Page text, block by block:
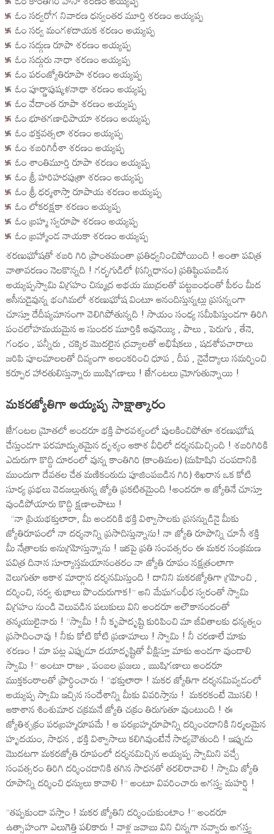
ఓం సర్వరోగ నివారణ ధన్వంతర మూర్తి శరణం అయ్యప్ప
ఓం సర్వ మంగళదాయక శరణం అయ్యప్ప
ఓం సద్గుణ రూపా శరణం అయ్యప్ప
ఓం సద్గురు నాధా శరణం అయ్యప్ప
ఓం పరంజ్యోతిరూపా శరణం అయ్యప్ప
ఓం పూర్ణాపుష్కళనాథా శరణం అయ్యప్ప
ఓం వేదాంత రూపా శరణం అయ్యప్ప
ఓం భూతగణాధిపాయా శరణం అయ్యప్ప
ఓం భక్తవత్సలా శరణం అయ్యప్ప
ఓం శబరిగిరీశా శరణం అయ్యప్ప
ఓం శాంతిమూర్తి రూపా శరణం అయ్యప్ప
ఓం శ్రీ హరిహరపుత్రా శరణం అయ్యప్ప
ఓం శ్రీ ధర్మశాస్తా రూపాయ శరణం అయ్యప్ప
ఓం లోకరక్షకా శరణం అయ్యప్ప
ఓం బ్రహ్మ స్వరూపా శరణం అయ్యప్ప
ఓం బ్రహ్మాండ నాయకా శరణం అయ్యప్ప
శరణుఘోషతో శబరి గిరి ప్రాంతమంతా ప్రతిధ్వనించిపోయింది ! అంతా పవిత్ర
వాతావరణం నెలకొన్నది ! గర్భగుడిలో (సన్నిధానం) ప్రతిష్ఠింపబడిన
అయ్యప్పస్వామి విగ్రహం చిన్ముద్ర అభయ ముద్రలతో పట్టబంధంతో పీఠం మీద
ఆసీనుడైవున్న భంగిమలో శరణుఘోష వింటూ ఆనందిస్తున్నట్లు ప్రసన్నంగా
చూస్తూ దేదీప్యమానంగా వెలిగిపోతున్నది ! సాయం సంధ్య సమీపిస్తుండగా తిరిగి
పంచలోహమయమైన ఆ సుందర మూర్తికి ఆవునెయ్యి , పాలు , పెరుగు , తేనె,
గంధం , పన్నీరు , చక్కెర మొదలైన ద్రవ్యాలతో అభిషేకలు , షడశోపచారాలు
జరిపి పూలమాలలతో దివ్యంగా అలంకరించి ధూప , దీప , నైవేద్యాలు సమర్పించి
కర్పూర హారతులిస్తున్నారు ఋషిగణాలు ! జేగంటలు మ్రోగుతున్నాయి !
మకరజ్యోతిగా అయ్యప్ప సాక్షాత్కారం
జేగంటల మ్రోతలో అందరూ భక్తి పారవశ్యంలో పులకించిపోతూ శరణుఘోష
చేస్తుండగా పరమాద్భుతమైన దృశ్యం ఆకాశ వీధిలో దర్శనమిచ్చింది ! శబరిగిరికి
ఎదురుగా కొద్ది దూరంలో వున్న కాంతిగిరి (కాంతిమల) (మహిషిని చంపడానికి
ముందుగా దేవతల చేత మణికంఠుడు పూజింపబడిన గిరి) శిఖరాన ఒక కోటి
సూర్య ప్రభలు వెదజల్లుతున్న జ్యోతి ప్రకటితమైంది !అందరూ ఆ జ్యోతినే చూస్తూ
వుండిపోయారు కొద్ది క్షణాలపాటు !
‘‘నా ప్రియభక్తులారా, మీ అందరికి భక్తి విశ్వాసాలకు ప్రసన్నుడినై మీకు
జ్యోతిరూపంలో నా దర్శనాన్ని ప్రసాదిస్తున్నాను! నా జ్యోతి రూపాన్ని చూసే శక్తి
మీ నేత్రాలకు అనుగ్రహిస్తున్నాను ! ఇకపై ప్రతి సంవత్సరం ఈ మకర సంక్రమణ
పవిత్ర దినాన సూర్యాస్తమయానంతరం నా జ్యోతి రూపం నక్షత్రంలాగా
వెలుగుతూ ఆకాశ మార్గాన దర్శనమిస్తుంది ! దానిని మకరజ్యోతిగా గ్రహించి ,
దర్శించి, సర్వ శుభాలు పొందురుగాక!’’ అని మేఘగంభీర స్వరంతో స్వామి
విగ్రహం నుండి వెలువడిన పలుకులు విని అందరూ అలౌకానందంతో
తన్మయులైనారు ! ‘‘స్వామీ ! నీ కృపాదృష్టి కురిపించి మా జీవితాలకు ధన్యత్వం
ప్రసాదించావు ! నీకు కోటి కోటి ప్రణామాలు ! స్వామి ! నీ చరణాలే మాకు
శరణం ! మా పట్ల ఎప్పుడూ దయాదృష్టితో వీక్షిస్తూ మాకు అండగా వుండాలి
స్వామి !’’ అంటూ రాజు , పంబల ప్రజలు , ఋషిగణాలు అందరూ
ముక్తకంఠాలతో ప్రార్థించారు ! ‘‘భక్తులారా ! మకర జ్యోతిగా దర్శనమివ్వడంలో
అయ్యప్ప స్వామి ఇచ్చిన సందేశాన్ని మీకు వివరిస్తాను ! మకరకంటే మొసలి !
ఆకాశాన శింశుమార చక్రమనే జ్యోతి చక్రం తిరుగుతూ వుంటుంది ! ఈ
జ్యోతిశ్చక్రం పరబ్రహ్మరూపమే ! ఆ పరబ్రహ్మరూపాన్ని దర్శించడానికి నిర్మలమైన
హృదయం, సాధన , భక్తి విశ్వాసాలు కలిగివుంటేనే సాధ్యవౌతుంది ! ఇప్పుడు
మొదటగా మకరజ్యోతి రూపంలో దర్శనమిచ్చిన అయ్యప్ప స్వామిని వచ్చే
సంవత్సరం తిరిగి దర్శించడానికి తగిన సాధనతో తరలిరావాలి ! స్వామి జ్యోతి
రూపాన్ని దర్శించి ధన్యులు కావాలి !’’ అంటూ వివరించారు అగస్త్య మహర్షి !
‘‘తప్పకుండా వస్తాం ! మకర జ్యోతిని దర్శించుకుంటాం !’’ అందరూ
ఉత్సాహంగా ఎలుగెత్తి పలికారు ! వాళ్ల జవాబు విని చిన్నగా నవ్వారు అగస్త్య